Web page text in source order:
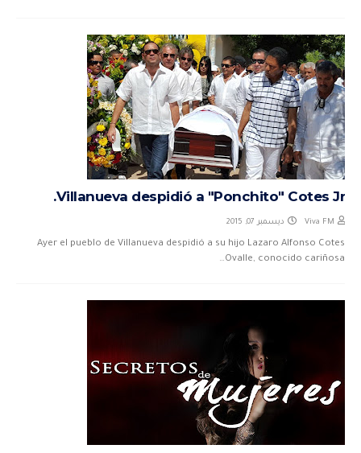
Villanueva despidió a "Ponchito" Cotes Jr.
Viva FM ديسمبر 07, 2015
Ayer el pueblo de Villanueva despidió a su hijo Lazaro Alfonso Cotes
Ovalle, conocido cariñosa…